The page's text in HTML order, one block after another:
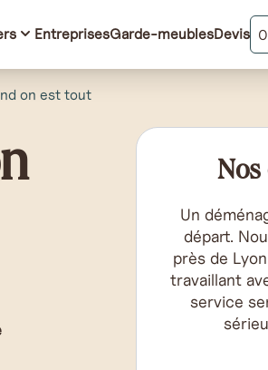
EntreprisesGarde-meublesDevis
on est tout
Nos
Un
départ.
près de
travaillant
service